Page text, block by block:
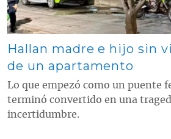
Hallan madre e hijo sin
de un apartamento
Lo que empezó como un puente
terminó convertido en una
incertidumbre.